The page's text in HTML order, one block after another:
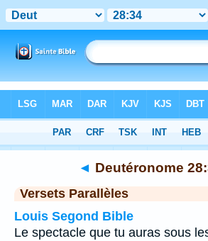
>Chapitre 28 > Verset 34
◄ Deutéronome
Versets Parallèles
Louis Segond Bible
Le spectacle que tu auras sous